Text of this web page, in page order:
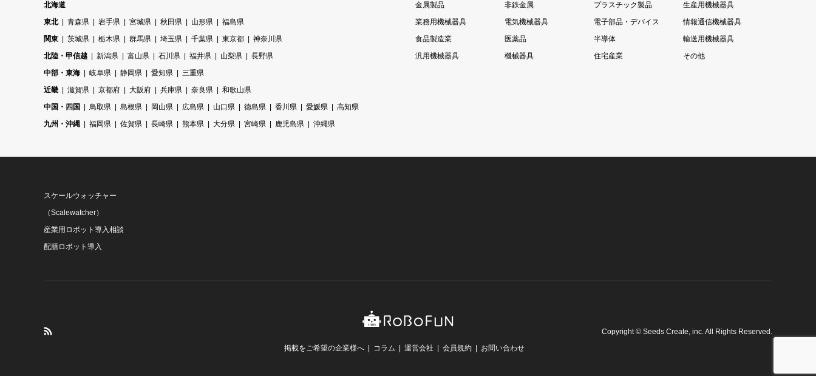
北海道
東北
青森県 岩手県 宮城県 秋田県 山形県
福島県
関東
茨城県 栃木県 群馬県 埼玉県 千葉県 東京都
神奈川県
北陸・甲信越
新潟県 富山県 石川県 福井県 山梨県
長野県
中部・東海
岐阜県 静岡県 愛知県
三重県
近畿
滋賀県 京都府 大阪府 兵庫県 奈良県
和歌山県
中国・四国
鳥取県 島根県 岡山県 広島県 山口県 徳島県 香川県 愛媛県
高知県
九州・沖縄
福岡県 佐賀県 長崎県 熊本県 大分県 宮崎県 鹿児島県 沖縄県
金属製品 非鉄金属 プラスチック製品
生産用機械器具
業務用機械器具
電気機械器具 電子部品・デバイス
情報通信機械器具
食品製造業
医薬品 半導体
輸送用機械器具
汎用機械器具
機械器具 住宅産業 その他
スケールウォッチャー
（Scalewatcher）
産業用ロボット導入相談
配膳ロボット導入
掲載をご希望の企業様へ コラム 運営会社 会員規約 お問い合わせ
Copyright © Seeds Create, inc . All Rights Reserved.